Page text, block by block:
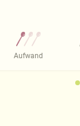
Aufwand